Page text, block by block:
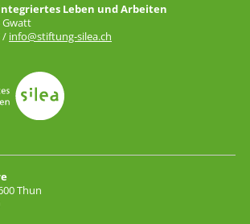
Leben und Arbeiten
Gwatt
/ info
stiftung-silea.ch
Thun